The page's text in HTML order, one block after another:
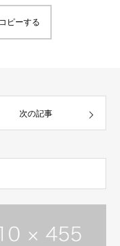
ピーする
次の記事